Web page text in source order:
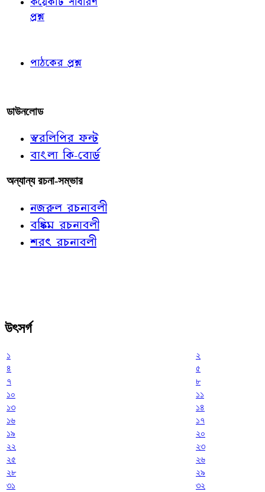
প্রশ্ন
পাঠকের প্রশ্ন
ডাউনলোড
স্বরলিপির ফন্ট
বাংলা কি-বোর্ড
অন্যান্য রচনা-সম্ভার
নজরুল রচনাবলী
বঙ্কিম রচনাবলী
শরৎ রচনাবলী
উৎসর্গ
১
২
৪
৫
৭
৮
১০
১১
১৩
১৪
১৬
১৭
১৯
২০
২২
২৩
২৫
২৬
২৮
২৯
৩১
৩২